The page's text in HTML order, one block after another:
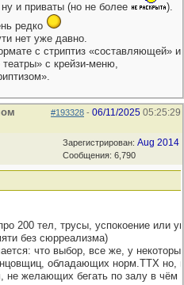
и приваты (но не более
).
редко
нет уже давно.
с стриптиз «составляющей» и
с крейзи-меню,
#193328 - 06/11/2025 05:25:29
Зарегистрирован: Aug 2014
Сообщения: 6,790
200 тел, трусы, успокоение или
без сюрреализма)
что выбор, все же, у
обладающих норм.ТТХ но,
не желающих бегать по залу в чём